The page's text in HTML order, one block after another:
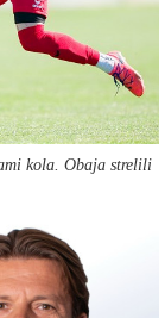
kola. Obaja strelili